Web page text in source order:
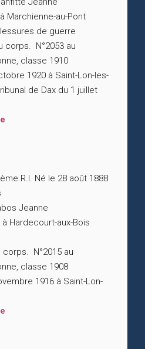
Marchienne-au-Pont
de guerre
corps. N°2053 au
classe 1910
1920 à Saint-Lon-les-
de Dax du 1 juillet
R.I. Né le 28 août 1888
Jeanne
Hardecourt-aux-Bois
corps. N°2015 au
classe 1908
1916 à Saint-Lon-